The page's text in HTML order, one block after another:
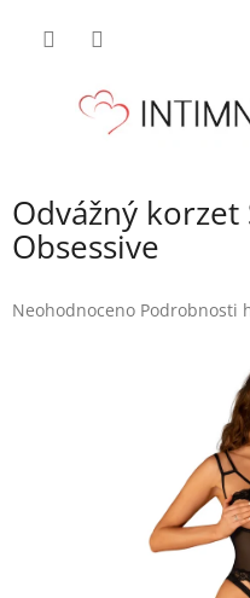
Odvážný
Obsessive
Průměrné
Neohodnoceno Podrobnosti